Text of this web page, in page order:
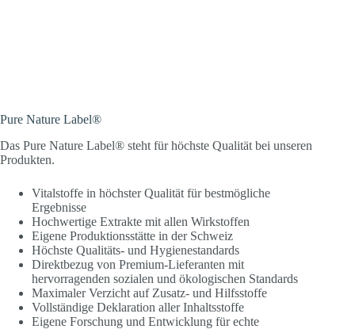
Pure Nature Label®
Das Pure Nature Label® steht für höchste Qualität bei unseren
Produkten.
Vitalstoffe in höchster Qualität für bestmögliche
Ergebnisse
Hochwertige Extrakte mit allen Wirkstoffen
Eigene Produktionsstätte in der Schweiz
Höchste Qualitäts- und Hygienestandards
Direktbezug von Premium-Lieferanten mit
hervorragenden sozialen und ökologischen Standards
Maximaler Verzicht auf Zusatz- und Hilfsstoffe
Vollständige Deklaration aller Inhaltsstoffe
Eigene Forschung und Entwicklung für echte